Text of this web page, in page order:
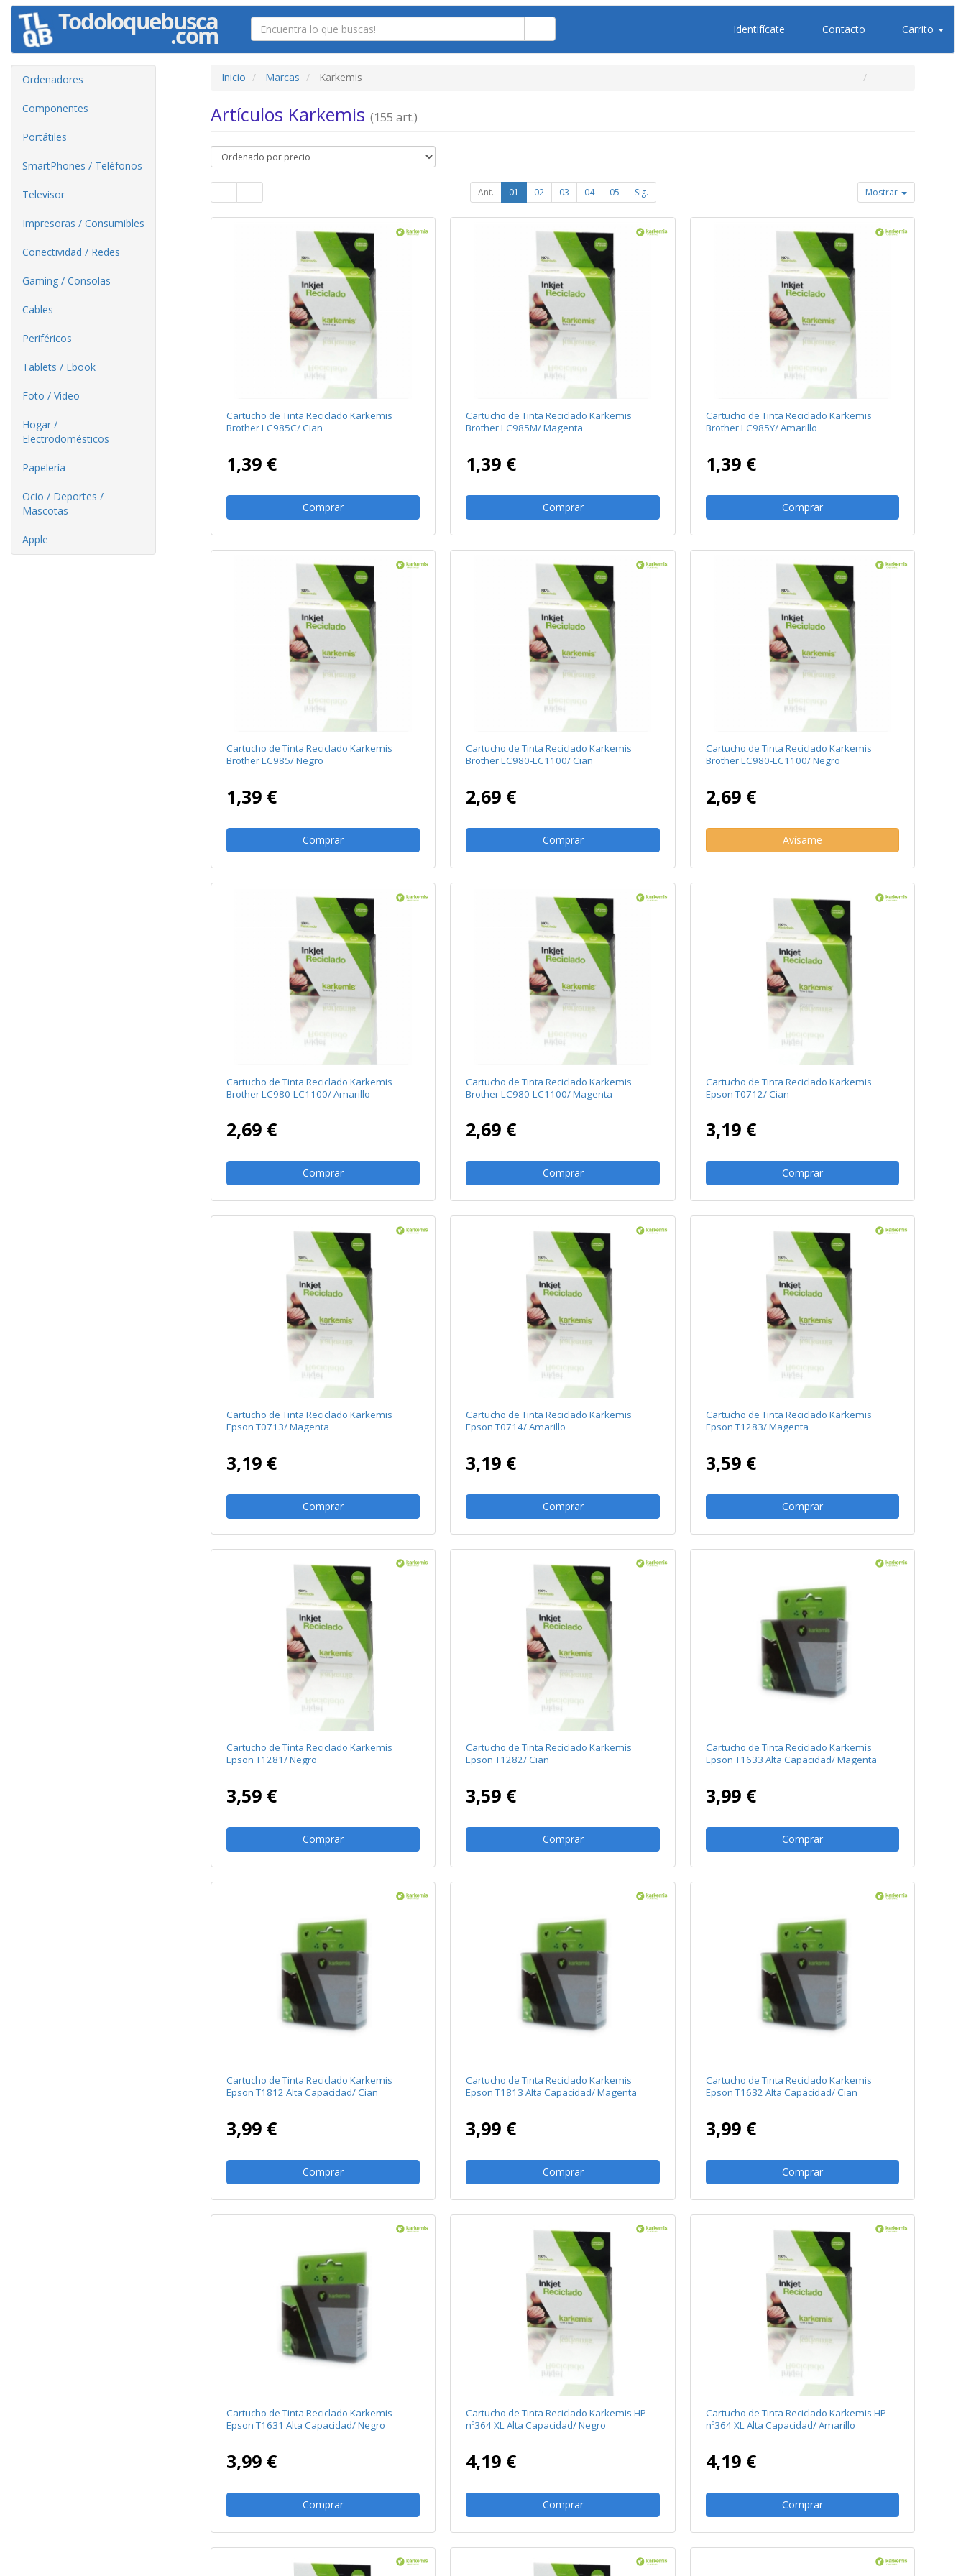
Identifícate Contacto Carrito
Ordenadores
Componentes
Portátiles
SmartPhones / Teléfonos
Televisor
Impresoras / Consumibles
Conectividad / Redes
Gaming / Consolas
Cables
Periféricos
Tablets / Ebook
Foto / Video
Hogar /
Electrodomésticos
Papelería
Ocio / Deportes /
Mascotas
Apple
Inicio Marcas Karkemis
Artículos Karkemis (155 art.)
Ant. 01 02 03 04 05 Sig. Mostrar
Cartucho de Tinta Reciclado Karkemis
Brother LC985C/ Cian
1,39 €
Comprar
Cartucho de Tinta Reciclado Karkemis
Brother LC985M/ Magenta
1,39 €
Comprar
Cartucho de Tinta Reciclado Karkemis
Brother LC985Y/ Amarillo
1,39 €
Comprar
Cartucho de Tinta Reciclado Karkemis
Brother LC985/ Negro
1,39 €
Comprar
Cartucho de Tinta Reciclado Karkemis
Brother LC980-LC1100/ Cian
2,69 €
Comprar
Cartucho de Tinta Reciclado Karkemis
Brother LC980-LC1100/ Negro
2,69 €
Avísame
Cartucho de Tinta Reciclado Karkemis
Brother LC980-LC1100/ Amarillo
2,69 €
Comprar
Cartucho de Tinta Reciclado Karkemis
Brother LC980-LC1100/ Magenta
2,69 €
Comprar
Cartucho de Tinta Reciclado Karkemis
Epson T0712/ Cian
3,19 €
Comprar
Cartucho de Tinta Reciclado Karkemis
Epson T0713/ Magenta
3,19 €
Comprar
Cartucho de Tinta Reciclado Karkemis
Epson T0714/ Amarillo
3,19 €
Comprar
Cartucho de Tinta Reciclado Karkemis
Epson T1283/ Magenta
3,59 €
Comprar
Cartucho de Tinta Reciclado Karkemis
Epson T1281/ Negro
3,59 €
Comprar
Cartucho de Tinta Reciclado Karkemis
Epson T1282/ Cian
3,59 €
Comprar
Cartucho de Tinta Reciclado Karkemis
Epson T1633 Alta Capacidad/ Magenta
3,99 €
Comprar
Cartucho de Tinta Reciclado Karkemis
Epson T1812 Alta Capacidad/ Cian
3,99 €
Comprar
Cartucho de Tinta Reciclado Karkemis
Epson T1813 Alta Capacidad/ Magenta
3,99 €
Comprar
Cartucho de Tinta Reciclado Karkemis
Epson T1632 Alta Capacidad/ Cian
3,99 €
Comprar
Cartucho de Tinta Reciclado Karkemis
Epson T1631 Alta Capacidad/ Negro
3,99 €
Comprar
Cartucho de Tinta Reciclado Karkemis HP
nº364 XL Alta Capacidad/ Negro
4,19 €
Comprar
Cartucho de Tinta Reciclado Karkemis HP
nº364 XL Alta Capacidad/ Amarillo
4,19 €
Comprar